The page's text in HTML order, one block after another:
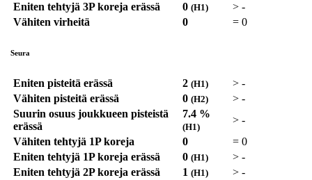
Eniten tehtyjä 3P koreja erässä
0 (H1) > -
Vähiten virheitä
0 = 0
Seura
Eniten pisteitä erässä 2 (H1) > -
Vähiten pisteitä erässä
0 (H2) > -
Suurin osuus joukkueen pisteistä
erässä
7.4 %
(H1)
> -
Vähiten tehtyjä 1P koreja
0 = 0
Eniten tehtyjä 1P koreja erässä
0 (H1) > -
Eniten tehtyjä 2P koreja erässä
1 (H1) > -